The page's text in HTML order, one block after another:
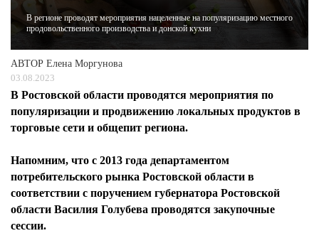
В регионе проводят мероприятия нацеленные на популяризацию местного
продовольственного производства и донской кухни
АВТОР Елена Моргунова
03.08.2023
В Ростовской области проводятся мероприятия по
популяризации и продвижению локальных продуктов в
торговые сети и общепит региона.
Напомним, что с 2013 года департаментом
потребительского рынка Ростовской области в
соответствии с поручением губернатора Ростовской
области Василия Голубева проводятся закупочные
сессии.